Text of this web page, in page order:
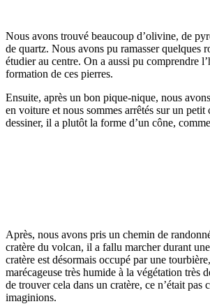
Nous avons trouvé beaucoup d’olivine, de
de quartz. Nous avons pu ramasser quelques
étudier au centre. On a aussi pu comprendre
formation de ces pierres.
Ensuite, après un bon pique-nique, nous
en voiture et nous sommes arrêtés sur un petit
dessiner, il a plutôt la forme d’un cône,
Après, nous avons pris un chemin de
cratère du volcan, il a fallu marcher durant
cratère est désormais occupé par une
marécageuse très humide à la végétation très
de trouver cela dans un cratère, ce n’était pas
imaginions.